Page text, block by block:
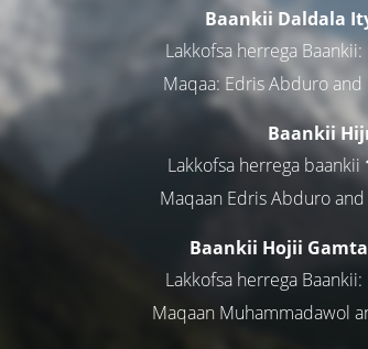
Baankii Daldala
Lakkofsa herrega Baankii:
Maqaa: Edris Abduro
Baankii
Lakkofsa herrega baankii
Maqaan Edris Abduro
Baankii Hojii
Lakkofsa herrega Baankii:
Maqaan Muhammadawol